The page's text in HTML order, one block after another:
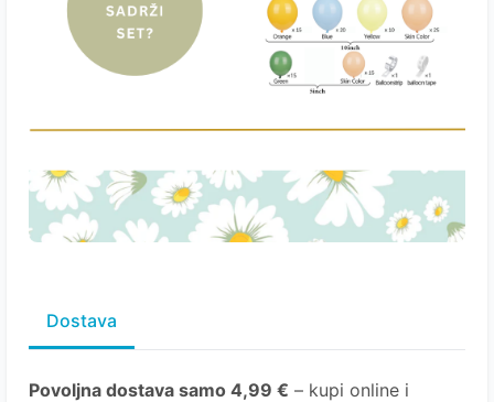
Dostava
Povoljna dostava samo 4,99 € – kupi online i